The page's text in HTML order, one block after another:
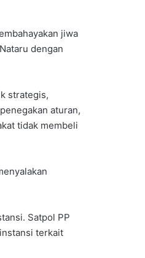
jiwa
dengan
strategis,
aturan,
tidak membeli
Satpol PP
terkait